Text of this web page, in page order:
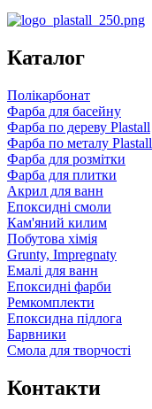
Каталог
Полікарбонат
Фарба для басейну
Фарба по дереву Plastall
Фарба по металу Plastall
Фарба для розмітки
Фарба для плитки
Акрил для ванн
Епоксидні смоли
Кам'яний килим
Побутова хімія
Grunty, Impregnaty
Емалі для ванн
Епоксидні фарби
Ремкомплекти
Епоксидна підлога
Барвники
Смола для творчості
Контакти